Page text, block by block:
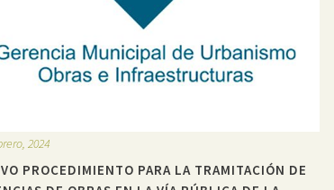
2024
PROCEDIMIENTO PARA LA TRAMITACIÓN DE